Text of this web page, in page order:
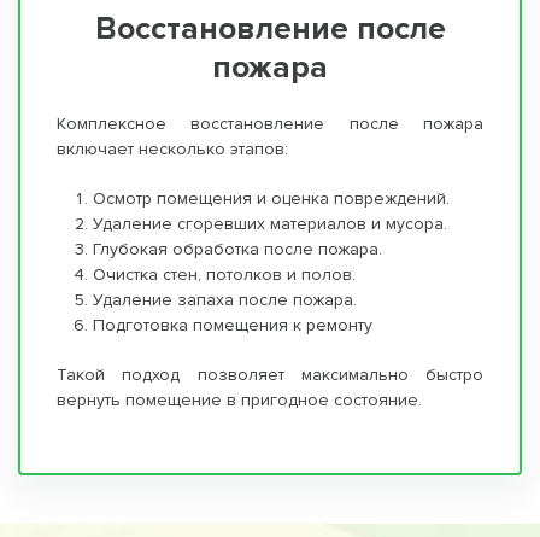
Восстановление после
пожара
Комплексное восстановление после пожара
включает несколько этапов:
Осмотр помещения и оценка повреждений.
Удаление сгоревших материалов и мусора.
Глубокая обработка после пожара.
Очистка стен, потолков и полов.
Удаление запаха после пожара.
Подготовка помещения к ремонту
Такой подход позволяет максимально быстро
вернуть помещение в пригодное состояние.